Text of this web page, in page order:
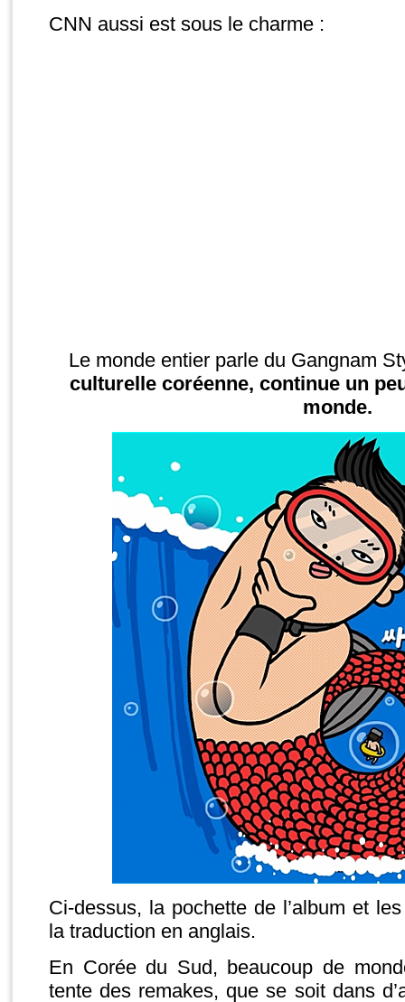
CNN aussi est sous le charme :
Le monde entier parle du Gangnam
culturelle coréenne, continue un
monde.
Ci-dessus, la pochette de l’album et
la traduction en anglais.
En Corée du Sud, beaucoup de
tente des remakes, que se soit dans